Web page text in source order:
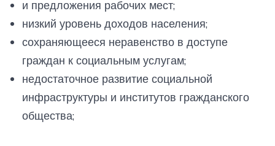
и предложения рабочих мест;
низкий уровень доходов населения;
сохраняющееся неравенство в доступе
граждан к социальным услугам;
недостаточное развитие социальной
инфраструктуры и институтов гражданского
общества;